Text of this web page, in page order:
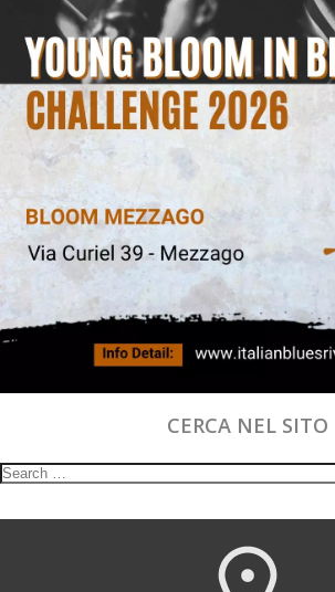
CERCA NEL SITO
Search